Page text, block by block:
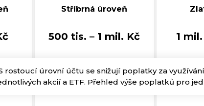
Stříbrná úroveň
500 tis. – 1 mil. Kč 1
rostoucí úrovní účtu se snižují poplatky za
akcií a ETF. Přehled výše poplatků pro